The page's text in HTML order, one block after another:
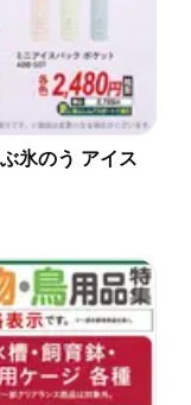
氷のう アイス